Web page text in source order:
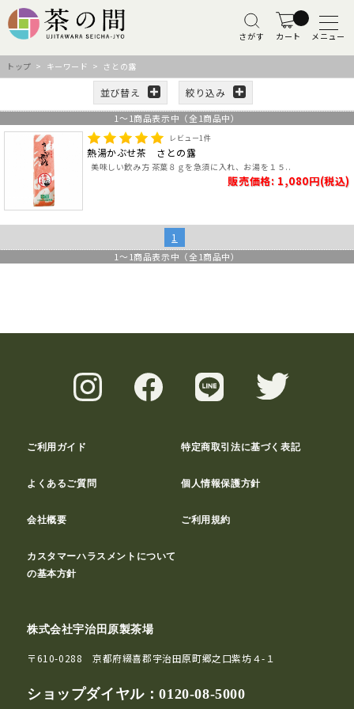
さがす カート メニュー
トップ > キーワード > さとの露
並び替え 絞り込み
1 ～ 1商品表示中（全 1商品中）
レビュー1件
熱湯かぶせ茶 さとの露
美味しい飲み方 茶葉８ｇを急須に入れ、お湯を１５..
販売価格: 1,080円(税込)
1
1 ～ 1商品表示中（全 1商品中）
ご利用ガイド 特定商取引法に基づく表記
よくあるご質問 個人情報保護方針
会社概要 ご利用規約
カスタマーハラスメントについて
の基本方針
株式会社宇治田原製茶場
〒610-0288 京都府綴喜郡宇治田原町郷之口紫坊４-１
ショップダイヤル：0120-08-5000